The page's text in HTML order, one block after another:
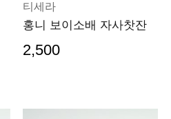
티세라
홍니 보이소배 자사찻잔
2,500